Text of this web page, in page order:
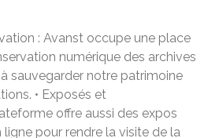
: Avanst occupe une place
numérique des archives
sauvegarder notre patrimoine
• Exposés et
offre aussi des expos
pour rendre la visite de la